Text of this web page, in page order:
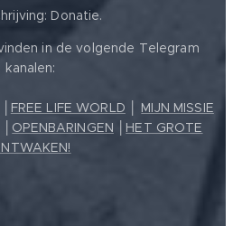
Donatie.
in de volgende Telegram
kanalen:
FREE LIFE WORLD
MIJN MISSIE
OPENBARINGEN
HET GROTE